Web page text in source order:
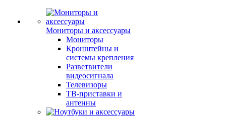
Мониторы и аксессуары
Мониторы
Кронштейны и
системы крепления
Разветвители
видеосигнала
Телевизоры
ТВ-приставки и
антенны